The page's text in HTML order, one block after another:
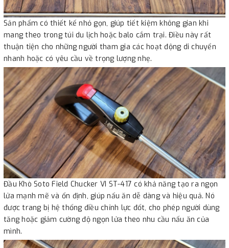
Sản phẩm có thiết kế nhỏ gọn, giúp tiết kiệm không gian khi
mang theo trong túi du lịch hoặc balo cắm trại. Điều này rất
thuận tiện cho những người tham gia các hoạt động di chuyển
nhanh hoặc có yêu cầu về trọng lượng nhẹ.
Đầu Khò Soto Field Chucker VI ST-417 có khả năng tạo ra ngọn
lửa mạnh mẽ và ổn định, giúp nấu ăn dễ dàng và hiệu quả. Nó
được trang bị hệ thống điều chỉnh lực đốt, cho phép người dùng
tăng hoặc giảm cường độ ngọn lửa theo nhu cầu nấu ăn của
mình.